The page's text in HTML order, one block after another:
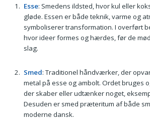
Esse: Smedens ildsted, hvor kul eller
gløde. Essen er både teknik, varme og
symboliserer transformation. I overført
hvor ideer formes og hærdes, før de
slag.
Smed: Traditionel håndværker, der
metal på esse og ambolt. Ordet bruges
der skaber eller udtænker noget,
Desuden er smed præteritum af både
moderne dansk.